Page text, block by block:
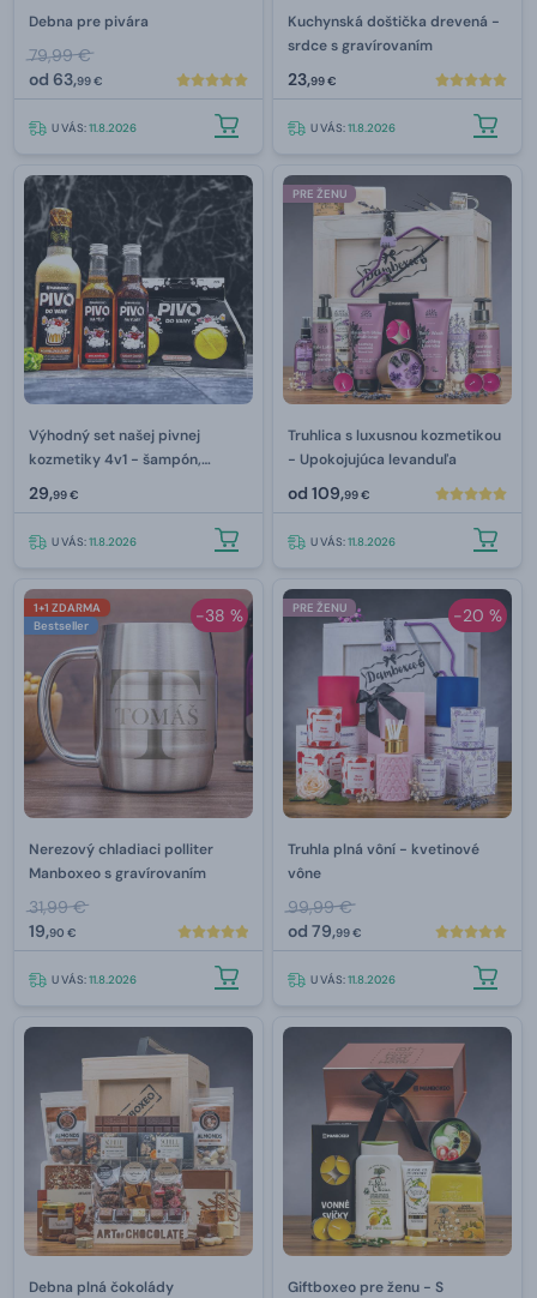
Debna pre pivára
79,99 €
od 63,99 €
U VÁS:11.8.2026
Kuchynská doštička drevená -
srdce s gravírovaním
23,99 €
U VÁS:11.8.2026
Výhodný set našej pivnej
kozmetiky 4v1 - šampón,
sprchový gél, pena a šumivé
bomby
29,99 €
U VÁS:11.8.2026
PRE ŽENU
Truhlica s luxusnou kozmetikou
- Upokojujúca levanduľa
od 109,99 €
U VÁS:11.8.2026
-38 %
1+1 ZDARMA
Bestseller
Nerezový chladiaci polliter
Manboxeo s gravírovaním
31,99 €
19,90 €
U VÁS:11.8.2026
-20 %
PRE ŽENU
Truhla plná vôní - kvetinové
vône
99,99 €
od 79,99 €
U VÁS:11.8.2026
Debna plná čokolády
Giftboxeo pre ženu - S